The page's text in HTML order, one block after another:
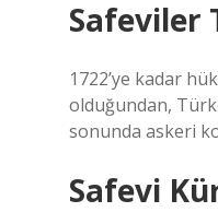
Safeviler
1722’ye kadar
olduğundan,
sonunda askeri
Safevi